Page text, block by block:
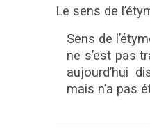
Le sens de
Sens de
ne s’est pas
aujourd’hui
mais n’a pas